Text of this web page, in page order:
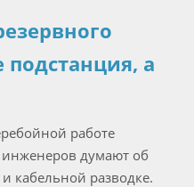
а
работе
думают об
кабельной разводке.